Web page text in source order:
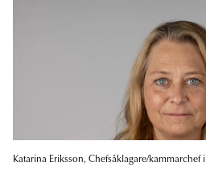
Katarina Eriksson, Chefsåklagare/kammarchef i